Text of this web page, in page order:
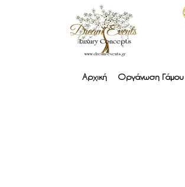
Αρχική Οργάνωση Γάμου